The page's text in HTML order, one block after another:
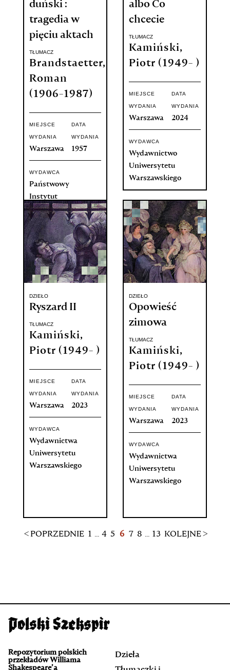
duński :
tragedia w
pięciu aktach
TŁUMACZ
Brandstaetter,
Roman
(1906-1987)
MIEJSCE
WYDANIA
Warszawa
DATA
WYDANIA
1957
WYDAWCA
Państwowy
Instytut
Wydawniczy
albo Co
chcecie
TŁUMACZ
Kamiński,
Piotr (1949- )
MIEJSCE
WYDANIA
Warszawa
DATA
WYDANIA
2024
WYDAWCA
Wydawnictwo
Uniwersytetu
Warszawskiego
DZIEŁO
Ryszard II
TŁUMACZ
Kamiński,
Piotr (1949- )
MIEJSCE
WYDANIA
Warszawa
DATA
WYDANIA
2023
WYDAWCA
Wydawnictwa
Uniwersytetu
Warszawskiego
DZIEŁO
Opowieść
zimowa
TŁUMACZ
Kamiński,
Piotr (1949- )
MIEJSCE
WYDANIA
Warszawa
DATA
WYDANIA
2023
WYDAWCA
Wydawnictwa
Uniwersytetu
Warszawskiego
< POPRZEDNIE 1 ... 4 5 6 7 8 ... 13 KOLEJNE >
Repozytorium polskich
przekładów Williama
Shakespeare’a
Dzieła